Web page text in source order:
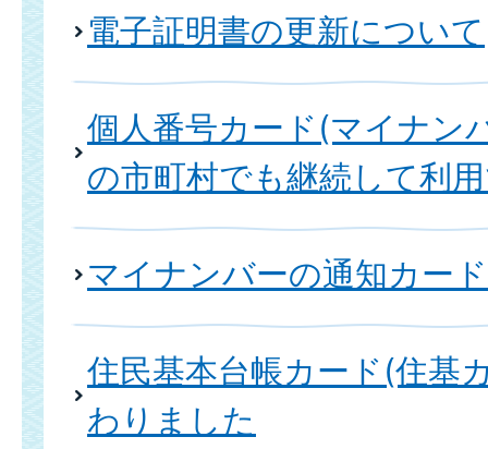
電子証明書の更新について
個人番号カード(マイナン
の市町村でも継続して利
マイナンバーの通知カー
住民基本台帳カード(住基
わりました